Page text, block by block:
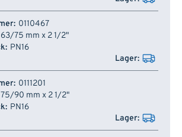
0110467
63/75 mm x 2 1/2"
PN16
0111201
75/90 mm x 2 1/2"
PN16